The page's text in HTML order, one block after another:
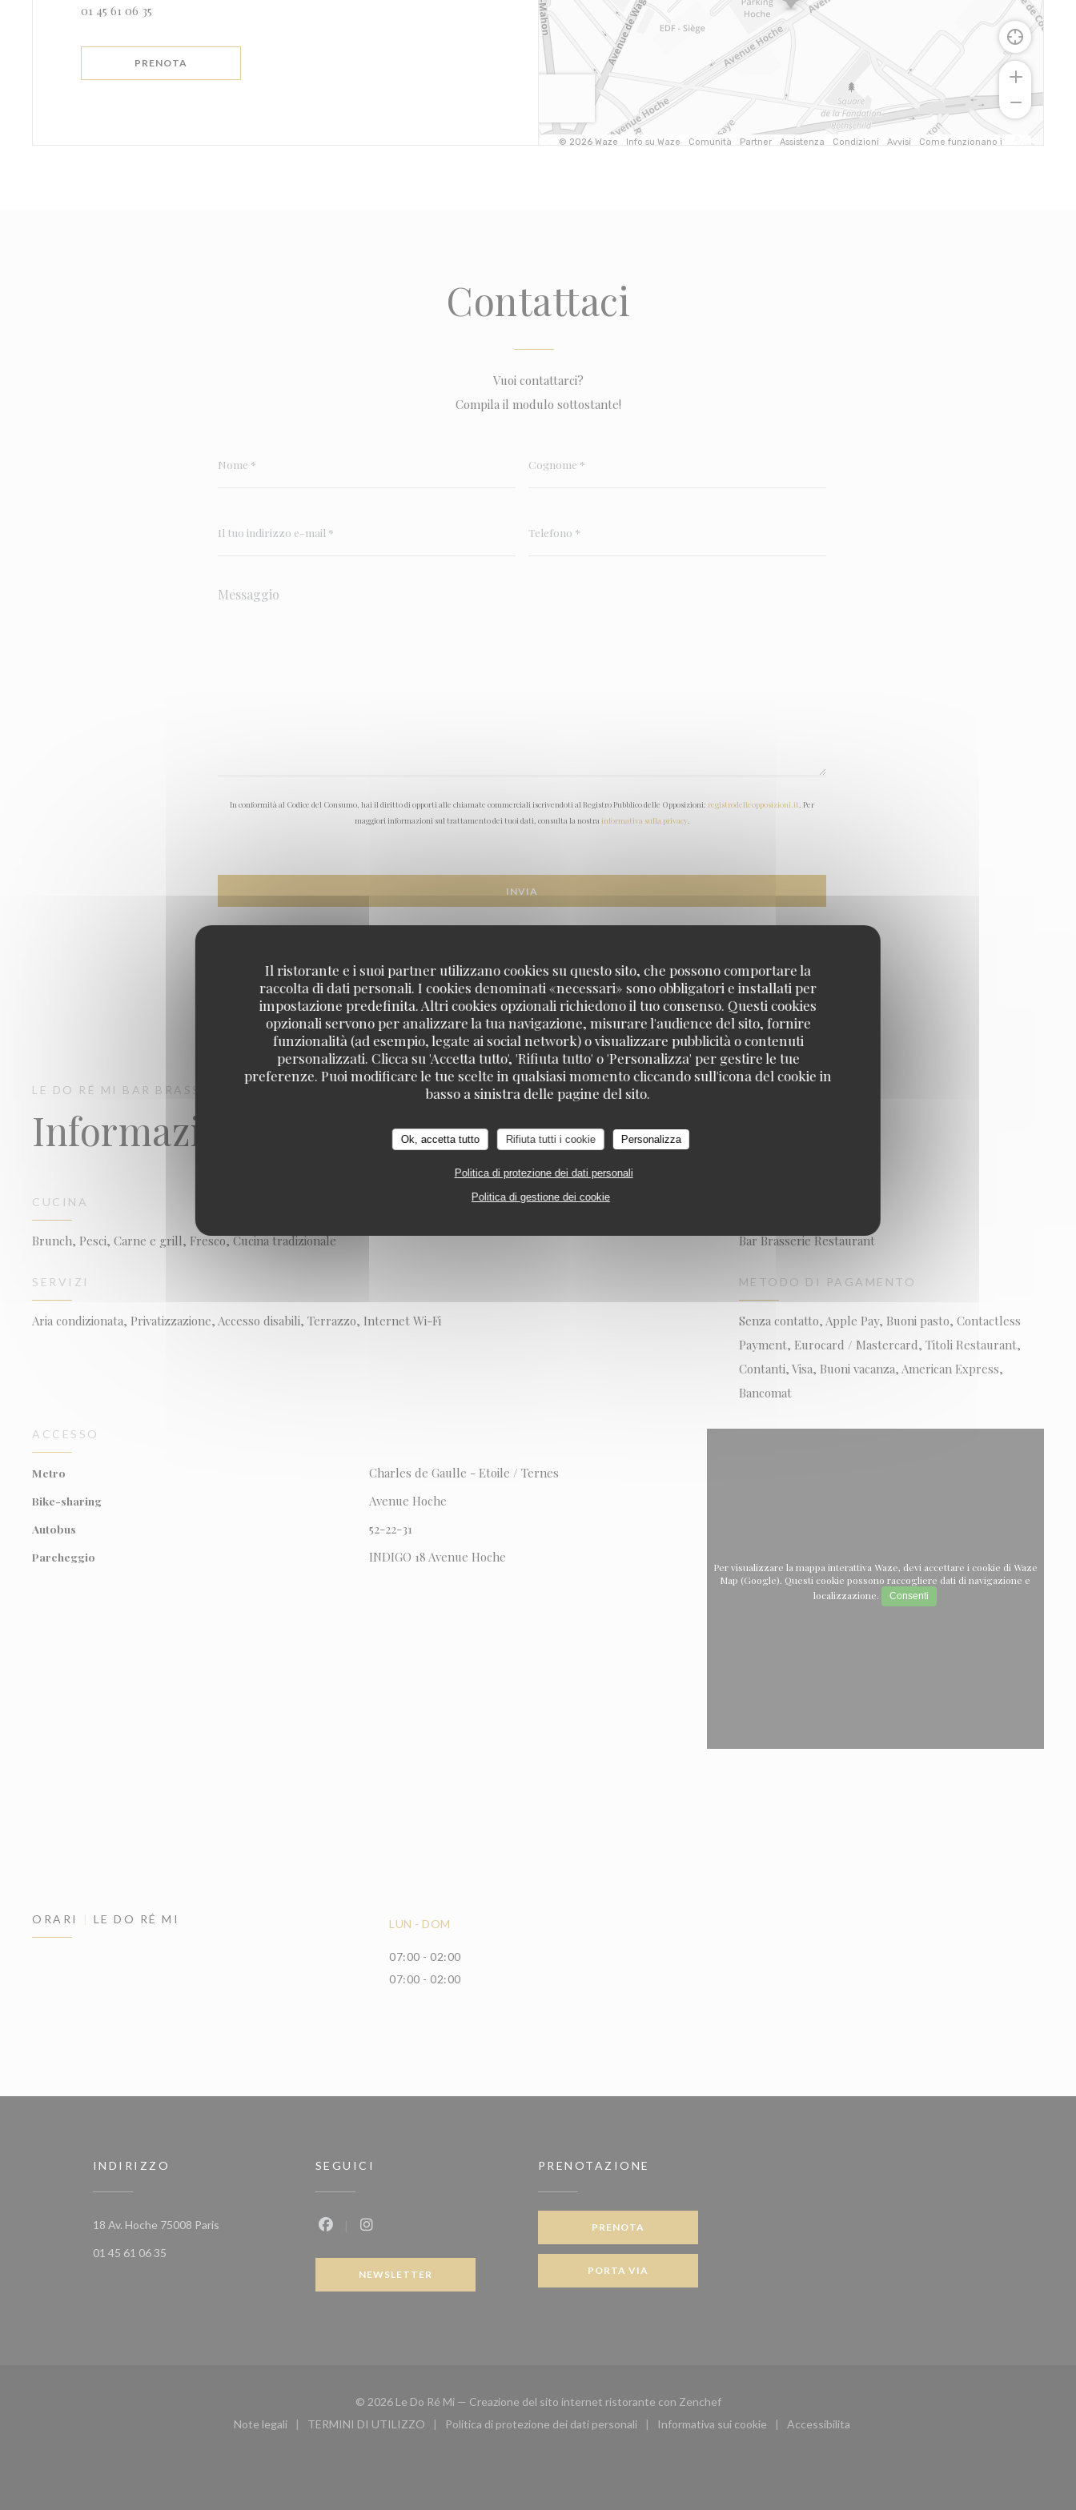
Il ristorante e i suoi partner utilizzano cookies su questo sito, che possono comportare la
raccolta di dati personali. I cookies denominati «necessari» sono obbligatori e installati per
impostazione predefinita. Altri cookies opzionali richiedono il tuo consenso. Questi cookies
opzionali servono per analizzare la tua navigazione, misurare l'audience del sito, fornire
funzionalità (ad esempio, legate ai social network) o visualizzare pubblicità o contenuti
personalizzati. Clicca su 'Accetta tutto', 'Rifiuta tutto' o 'Personalizza' per gestire le tue
preferenze. Puoi modificare le tue scelte in qualsiasi momento cliccando sull'icona del cookie in
basso a sinistra delle pagine del sito.
Ok, accetta tutto Rifiuta tutti i cookie Personalizza
Politica di protezione dei dati personali
Politica di gestione dei cookie
01 45 61 06 35
PRENOTA
Contattaci
Vuoi contattarci?
Compila il modulo sottostante!
In conformità al Codice del Consumo, hai il diritto di opporti alle chiamate commerciali iscrivendoti al Registro Pubblico delle Opposizioni: registrodelleopposizioni.it. Per
maggiori informazioni sul trattamento dei tuoi dati, consulta la nostra informativa sulla privacy.
LE DO RÉ MI BAR BRASSERIE RESTAURANT
Informazioni pratiche
CUCINA
Brunch, Pesci, Carne e grill, Fresco, Cucina tradizionale Bar Brasserie Restaurant
SERVIZI
Aria condizionata, Privatizzazione, Accesso disabili, Terrazzo, Internet Wi-Fi
METODO DI PAGAMENTO
Senza contatto, Apple Pay, Buoni pasto, Contactless
Payment, Eurocard / Mastercard, Titoli Restaurant,
Contanti, Visa, Buoni vacanza, American Express,
Bancomat
ACCESSO
Metro Charles de Gaulle - Etoile / Ternes
Bike-sharing Avenue Hoche
Autobus 52-22-31
Parcheggio INDIGO 18 Avenue Hoche
Per visualizzare la mappa interattiva Waze, devi accettare i cookie di Waze
Map (Google). Questi cookie possono raccogliere dati di navigazione e
localizzazione.
Consenti
ORARI LE DO RÉ MI LUN - DOM
07:00 - 02:00
07:00 - 02:00
INDIRIZZO
18 Av. Hoche 75008 Paris((apre una nuova finestra))
01 45 61 06 35
SEGUICI
NEWSLETTER
PRENOTAZIONE
PRENOTA
PORTA VIA
© 2026 Le Do Ré Mi — Creazione del sito internet ristorante con Zenchef((apre una nuova finestra))
Note legali
((apre una nuova finestra))
TERMINI DI UTILIZZO
((apre una nuova finestra))
Politica di protezione dei dati personali
((apre una nuova finestra))
Informativa sui cookie
((apre una nuova finestra))
Accessibilita